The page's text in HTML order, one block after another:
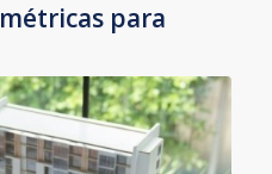
métricas para